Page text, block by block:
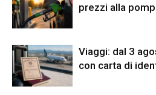
prezzi alla
Viaggi: dal 3
con carta di